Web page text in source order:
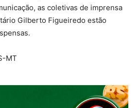
as coletivas de imprensa
Gilberto Figueiredo estão
MT